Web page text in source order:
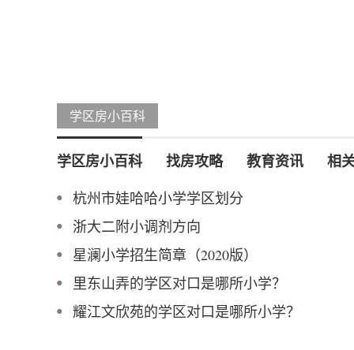
学区房小百科
学区房小百科 找房攻略 教育资讯 相
杭州市娃哈哈小学学区划分
浙大二附小调剂方向
星澜小学招生简章（2020版）
里东山弄的学区对口是哪所小学？
耀江文欣苑的学区对口是哪所小学？